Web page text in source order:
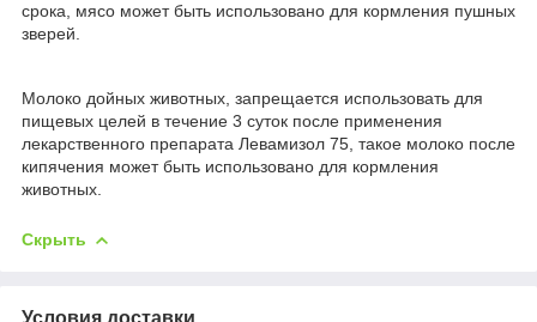
срока, мясо может быть использовано для кормления пушных
зверей.
Молоко дойных животных, запрещается использовать для
пищевых целей в течение 3 суток после применения
лекарственного препарата Левамизол 75, такое молоко после
кипячения может быть использовано для кормления
животных.
Скрыть
Условия доставки